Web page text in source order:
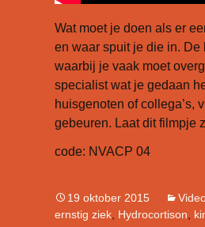
Wat moet je doen als er
en waar spuit je die in.
waarbij je vaak moet
specialist wat je gedaan
huisgenoten of collega’s,
gebeuren. Laat dit filmpje
code: NVACP 04
19 oktober 2015
ernstig ziek Hydrocortison